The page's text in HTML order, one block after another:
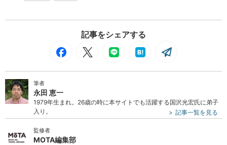
記事をシェアする
筆者
永田 恵一
1979年生まれ。26歳の時に本サイトでも活躍する国沢光宏氏に弟子
入り。
記事一覧を見る
監修者
MOTA編集部